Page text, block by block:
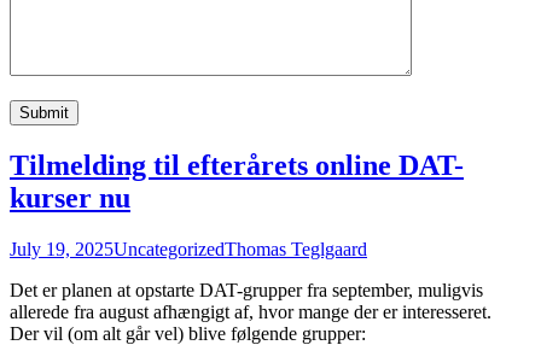
Tilmelding til efterårets online DAT-
kurser nu
July 19, 2025UncategorizedThomas Teglgaard
Det er planen at opstarte DAT-grupper fra september, muligvis
allerede fra august afhængigt af, hvor mange der er interesseret.
Der vil (om alt går vel) blive følgende grupper: